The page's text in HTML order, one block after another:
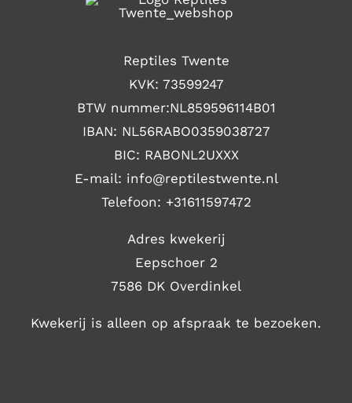
Reptiles Twente
KVK: 73599247
BTW nummer:NL859596114B01
IBAN: NL56RABO0359038727
BIC: RABONL2UXXX
E-mail: info@reptilestwente.nl
Telefoon: +31611597472
Adres kwekerij
Eepschoer 2
7586 DK Overdinkel
Kwekerij is alleen op afspraak te bezoeken.